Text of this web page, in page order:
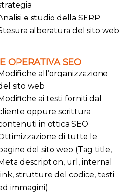
e studio della SERP
alberatura del sito web
OPERATIVA SEO
all’organizzazione
sito web
ai testi forniti dal
oppure scrittura
in ottica SEO
di tutte le
del sito web (Tag title,
description, url, internal
link, strutture del codice, testi
immagini)